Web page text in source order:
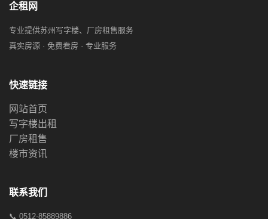
企租网
专业提供苏州写字楼、厂房租售服务
真实房源 · 免费看房 · 专业服务
快速链接
网站首页
写字楼出租
厂房租售
楼市资讯
联系我们
📞 0512-85889886